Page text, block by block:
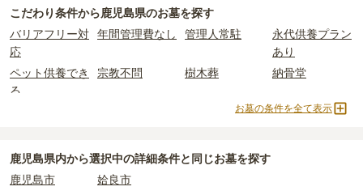
2つが主な費用となります。
の一般墓の永代使用料の平均は 32万円 で、墓石代は
鹿児島
県の平均
です。いずれも区画の広さや墓石の大きさ・素
樹木葬・納骨堂・永代供養墓は、基本的に墓石代がかからず、永代
・開眼法要の費用：お墓を新しく建てた際に行う儀式のための費
・納骨式の費用
：お墓に遺骨を納める儀式のための費用。僧侶に渡
円 (墓石代別)からお求めいただけます。
する「合祀墓（ごうしぼ）」と呼ばれるタイプです。個別のお墓に
比べて省スペースで管理の手間がかからないため、費用が安く設定
されています。
価格の目安は、1名あたり5万円〜30万円程度です。
てお墓を探すのがおすすめです。
こだわり条件から鹿児島県のお墓を探す
バリアフリー対
応
年間管理費なし 管理人常駐
永代供養プラン
あり
ペット供養でき
る
宗教不問 樹木葬 納骨堂
寺院墓地
お墓の条件を全て表示
鹿児島県内から選択中の詳細条件と同じお墓を探す
鹿児島市
姶良市